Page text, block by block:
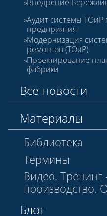
Внедрение
Аудит системы ТОиР
предприятия
Модернизация
ремонтов (ТОиР)
Проектирование
фабрики
Все новости
Материалы
Библиотека
Термины
Видео.
производство.
Блог